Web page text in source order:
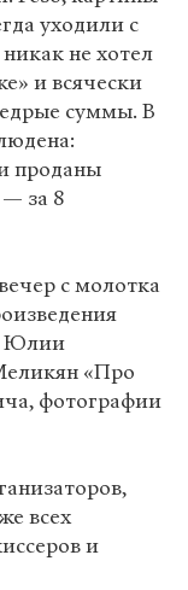
уходили с
не хотел
и всячески
суммы. В
проданы
за 8
с молотка
Юлии
«Про
фотографии
всех
и